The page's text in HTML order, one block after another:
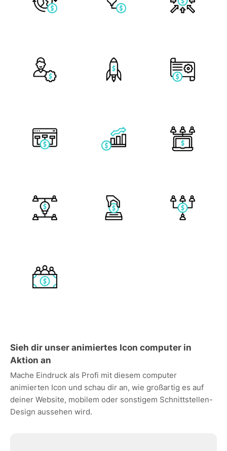
Sieh dir unser animiertes Icon computer in
Aktion an
Mache Eindruck als Profi mit diesem computer
animierten Icon und schau dir an, wie großartig es auf
deiner Website, mobilem oder sonstigem Schnittstellen-
Design aussehen wird.